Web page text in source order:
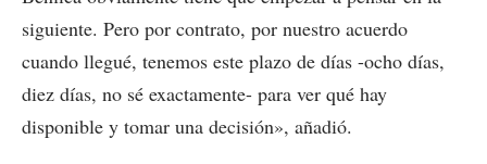
siguiente. Pero por contrato, por nuestro acuerdo
cuando llegué, tenemos este plazo de días -ocho días,
diez días, no sé exactamente- para ver qué hay
disponible y tomar una decisión», añadió.